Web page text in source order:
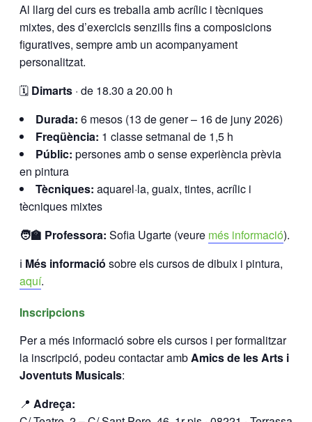
Al llarg del curs es treballa amb acrílic i tècniques
mixtes, des d’exercicis senzills fins a composicions
figuratives, sempre amb un acompanyament
personalitzat.
🗓️ Dimarts · de 18.30 a 20.00 h
Durada: 6 mesos (13 de gener – 16 de juny 2026)
Freqüència: 1 classe setmanal de 1,5 h
Públic: persones amb o sense experiència prèvia
en pintura
Tècniques: aquarel·la, guaix, tintes, acrílic i
tècniques mixtes
🧑‍🏫 Professora: Sofia Ugarte (veure més informació).
ℹ️ Més informació sobre els cursos de dibuix i pintura,
aquí.
Inscripcions
Per a més informació sobre els cursos i per formalitzar
la inscripció, podeu contactar ambAmics de les Arts i
Joventuts Musicals:
📍 Adreça: